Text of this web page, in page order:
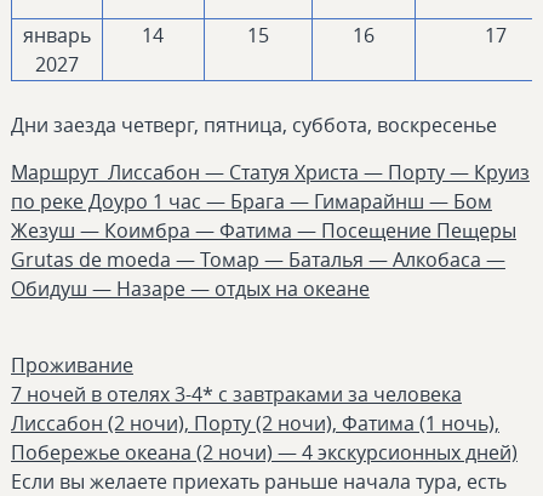
январь
2027
14 15 16 17
Дни заезда четверг, пятница, суббота, воскресенье
Маршрут Лиссабон — Статуя Христа — Порту — Круиз
по реке Доуро 1 час — Брага — Гимарайнш — Бом
Жезуш — Коимбра — Фатима — Посещение Пещеры
Grutas de moeda — Томар — Баталья — Алкобаса —
Обидуш — Назаре — отдых на океане
Проживание
7 ночей в отелях 3-4* с завтраками за человека
Лиссабон (2 ночи), Порту (2 ночи), Фатима (1 ночь),
Побережье океана (2 ночи) — 4 экскурсионных дней)
Если вы желаете приехать раньше начала тура, есть